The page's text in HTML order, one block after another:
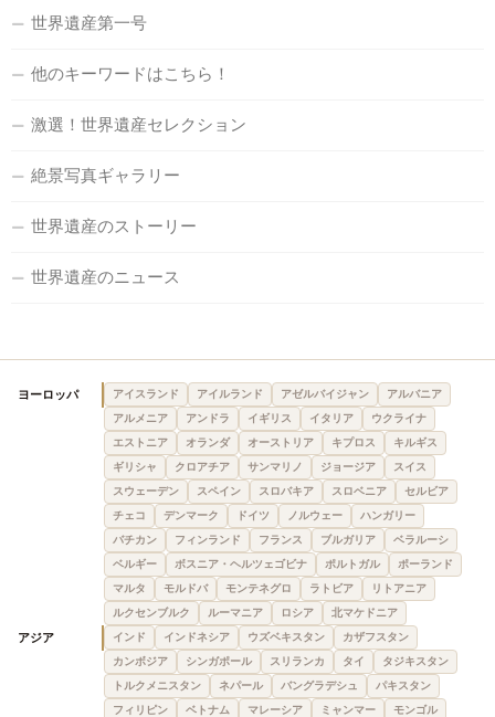
世界遺産第一号
他のキーワードはこちら！
激選！世界遺産セレクション
絶景写真ギャラリー
世界遺産のストーリー
世界遺産のニュース
ヨーロッパ アイスランド アイルランド アゼルバイジャン
アルバニア
アルメニア
アンドラ イギリス イタリア
ウクライナ
エストニア
オランダ オーストリア キプロス
キルギス
ギリシャ
クロアチア サンマリノ ジョージア
スイス
スウェーデン
スペイン スロバキア スロベニア
セルビア
チェコ
デンマーク ドイツ ノルウェー
ハンガリー
バチカン
フィンランド フランス ブルガリア
ベラルーシ
ベルギー
ボスニア・ヘルツェゴビナ ポルトガル
ポーランド
マルタ
モルドバ モンテネグロ ラトビア
リトアニア
ルクセンブルク
ルーマニア ロシア 北マケドニア
アジア インド インドネシア ウズベキスタン
カザフスタン
カンボジア
シンガポール スリランカ タイ
タジキスタン
トルクメニスタン
ネパール バングラデシュ
パキスタン
フィリピン
ベトナム マレーシア ミャンマー
モンゴル